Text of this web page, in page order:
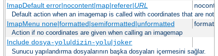
ImapDefault error|nocontent|map|referer|URL
Default action when an imagemap is called with coordinates that are not
ImapMenu none|formatted|semiformatted|unformatted
Action if no coordinates are given when calling an imagemap
Include dosya-yolu|dizin-yolu|joker
Sunucu yapılandırma dosyalarının başka dosyaları içermesini sağlar.